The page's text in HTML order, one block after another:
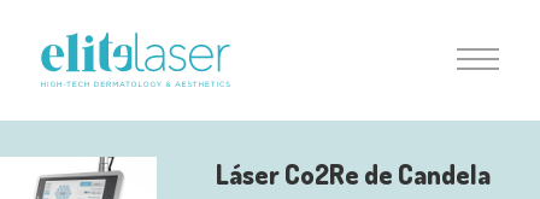
Láser Co2Re de Candela